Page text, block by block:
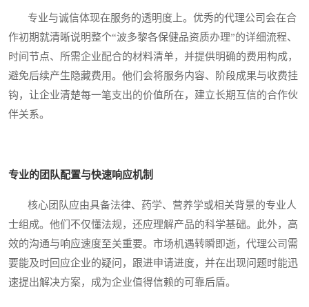
专业与诚信体现在服务的透明度上。优秀的代理公司会在合
作初期就清晰说明整个“波多黎各保健品资质办理”的详细流程、
时间节点、所需企业配合的材料清单，并提供明确的费用构成，
避免后续产生隐藏费用。他们会将服务内容、阶段成果与收费挂
钩，让企业清楚每一笔支出的价值所在，建立长期互信的合作伙
伴关系。
专业的团队配置与快速响应机制
核心团队应由具备法律、药学、营养学或相关背景的专业人
士组成。他们不仅懂法规，还应理解产品的科学基础。此外，高
效的沟通与响应速度至关重要。市场机遇转瞬即逝，代理公司需
要能及时回应企业的疑问，跟进申请进度，并在出现问题时能迅
速提出解决方案，成为企业值得信赖的可靠后盾。